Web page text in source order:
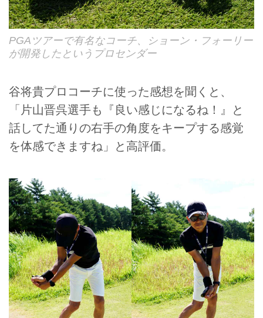
PGAツアーで有名なコーチ、ショーン・フォーリー
が開発したというプロセンダー
谷将貴プロコーチに使った感想を聞くと、
「片山晋呉選手も『良い感じになるね！』と
話してた通りの右手の角度をキープする感覚
を体感できますね」と高評価。